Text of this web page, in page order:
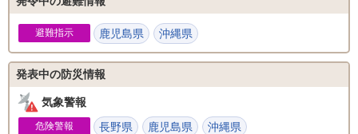
避難指示 鹿児島県 沖縄県
発表中の防災情報
気象警報
危険警報 長野県 鹿児島県 沖縄県